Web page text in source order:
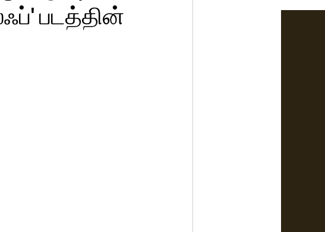
படத்தின்